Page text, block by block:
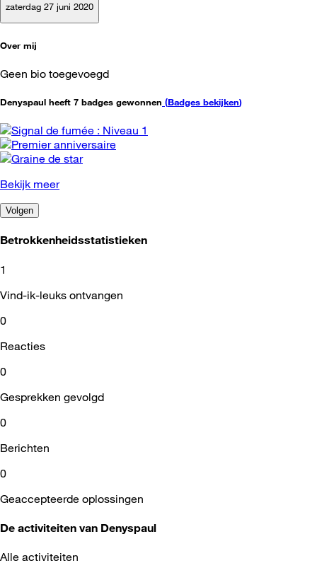
zaterdag 27 juni 2020
Over mij
Geen bio toegevoegd
Denyspaul heeft 7 badges gewonnen (Badges bekijken)
Bekijk meer
Volgen
Betrokkenheidsstatistieken
1
Vind-ik-leuks ontvangen
0
Reacties
0
Gesprekken gevolgd
0
Berichten
0
Geaccepteerde oplossingen
De activiteiten van Denyspaul
Alle activiteiten